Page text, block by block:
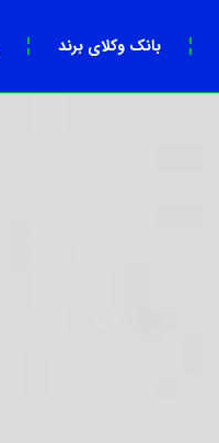
بانک وکلای برند